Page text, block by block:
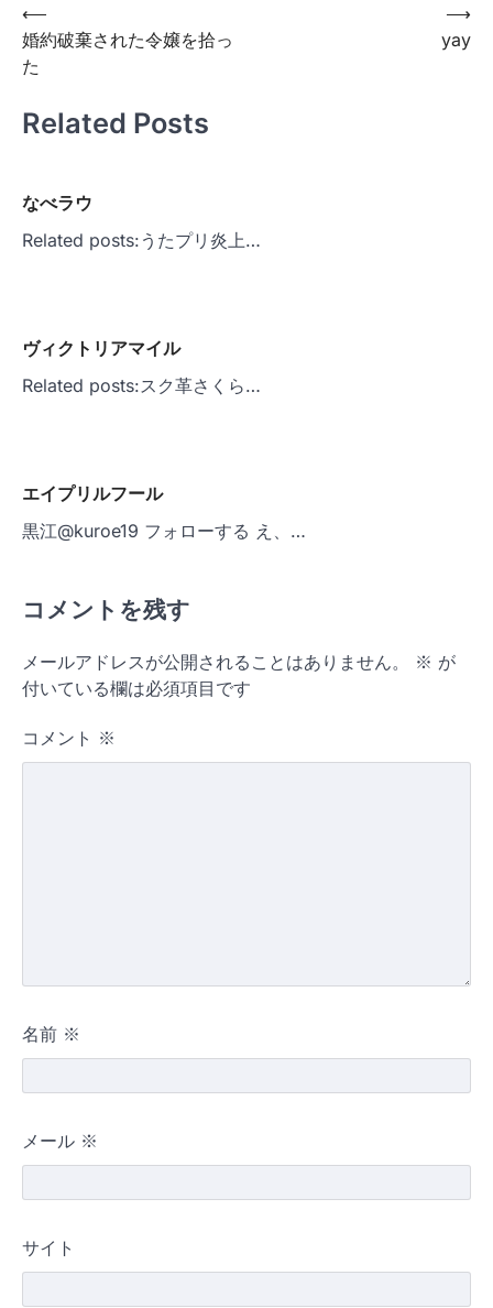
投
稿
ナ
ビ
シ
ョ
⟵
婚約破棄された令嬢を拾っ
た
yay
⟶
Related Posts
なべラウ
Related posts:うたプリ炎上…
ヴィクトリアマイル
Related posts:スク革さくら…
エイプリルフール
黒江@kuroe19 フォローする え、…
コメントを残す
メールアドレスが公開されることはありません。 ※ が
付いている欄は必須項目です
コメント ※
名前 ※
メール ※
サイト